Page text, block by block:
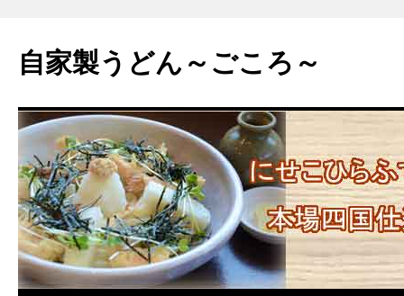
自家製うどん～ごころ～